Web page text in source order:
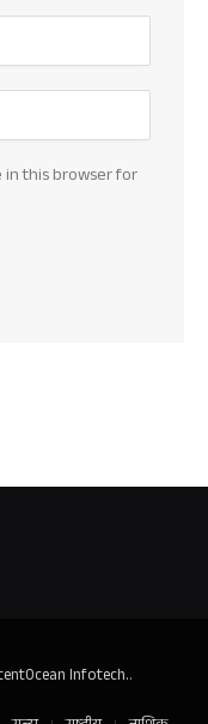
in this browser for
Infotech..